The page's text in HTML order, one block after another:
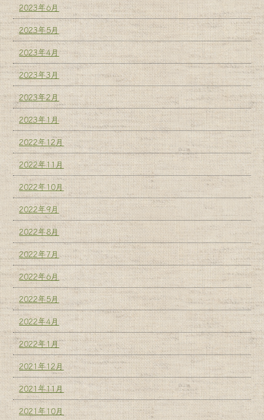
2023年6月
2023年5月
2023年4月
2023年3月
2023年2月
2023年1月
2022年12月
2022年11月
2022年10月
2022年9月
2022年8月
2022年7月
2022年6月
2022年5月
2022年4月
2022年1月
2021年12月
2021年11月
2021年10月